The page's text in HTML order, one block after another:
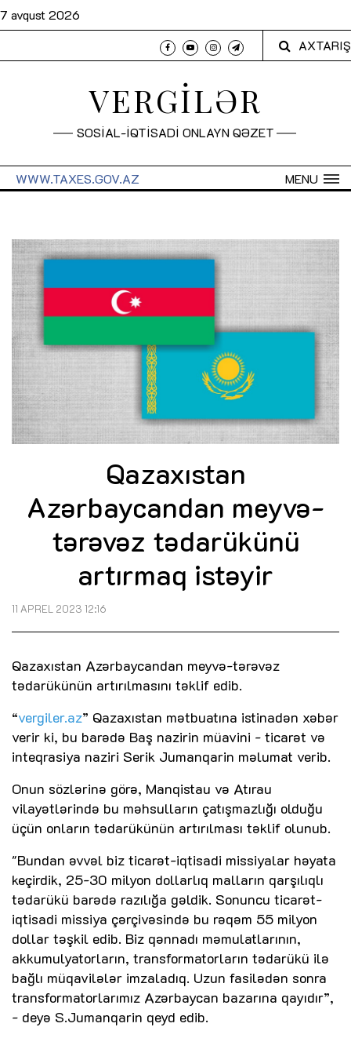
7 avqust 2026
AXTARIŞ
VERGİLƏR
SOSİAL-İQTİSADİ ONLAYN QƏZET
MENU
WWW.TAXES.GOV.AZ
Qazaxıstan
Azərbaycandan meyvə-
tərəvəz tədarükünü
artırmaq istəyir
11 APREL 2023 12:16
Qazaxıstan Azərbaycandan meyvə-tərəvəz
tədarükünün artırılmasını təklif edib.
“vergiler.az” Qazaxıstan mətbuatına istinadən xəbər
verir ki, bu barədə Baş nazirin müavini - ticarət və
inteqrasiya naziri Serik Jumanqarin məlumat verib.
Onun sözlərinə görə, Manqistau və Atırau
vilayətlərində bu məhsulların çatışmazlığı olduğu
üçün onların tədarükünün artırılması təklif olunub.
"Bundan əvvəl biz ticarət-iqtisadi missiyalar həyata
keçirdik, 25-30 milyon dollarlıq malların qarşılıqlı
tədarükü barədə razılığa gəldik. Sonuncu ticarət-
iqtisadi missiya çərçivəsində bu rəqəm 55 milyon
dollar təşkil edib. Biz qənnadı məmulatlarının,
akkumulyatorların, transformatorların tədarükü ilə
bağlı müqavilələr imzaladıq. Uzun fasilədən sonra
transformatorlarımız Azərbaycan bazarına qayıdır”,
- deyə S.Jumanqarin qeyd edib.